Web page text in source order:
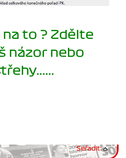
to ? Zdělte
názor nebo
Seřadit: